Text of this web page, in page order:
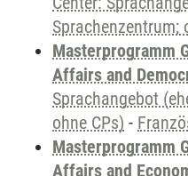
Sprachenzentrum;
Masterprogramm
Affairs and
Sprachangebot
ohne CPs) -
Masterprogramm
Affairs and